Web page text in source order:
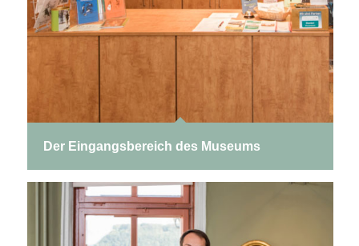
Der Eingangsbereich des Museums